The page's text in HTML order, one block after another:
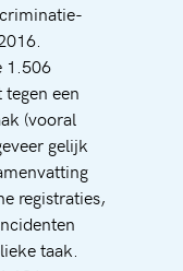
1.506
een
(vooral
gelijk
registraties,
taak.